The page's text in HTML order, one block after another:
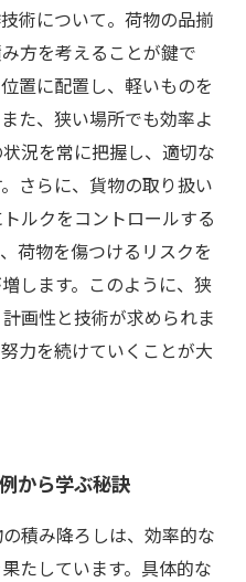
術について。荷物の品揃
方を考えることが鍵で
置に配置し、軽いものを
た、狭い場所でも効率よ
況を常に把握し、適切な
さらに、貨物の取り扱い
ルクをコントロールする
荷物を傷つけるリスクを
します。このように、狭
画性と技術が求められま
力を続けていくことが大
から学ぶ秘訣
積み降ろしは、効率的な
たしています。具体的な